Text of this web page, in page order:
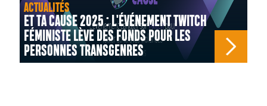
ACTUALITÉS
ET TA CAUSE 2025 : L'ÉVÉNEMENT TWITCH
FÉMINISTE LÈVE DES FONDS POUR LES
PERSONNES TRANSGENRES